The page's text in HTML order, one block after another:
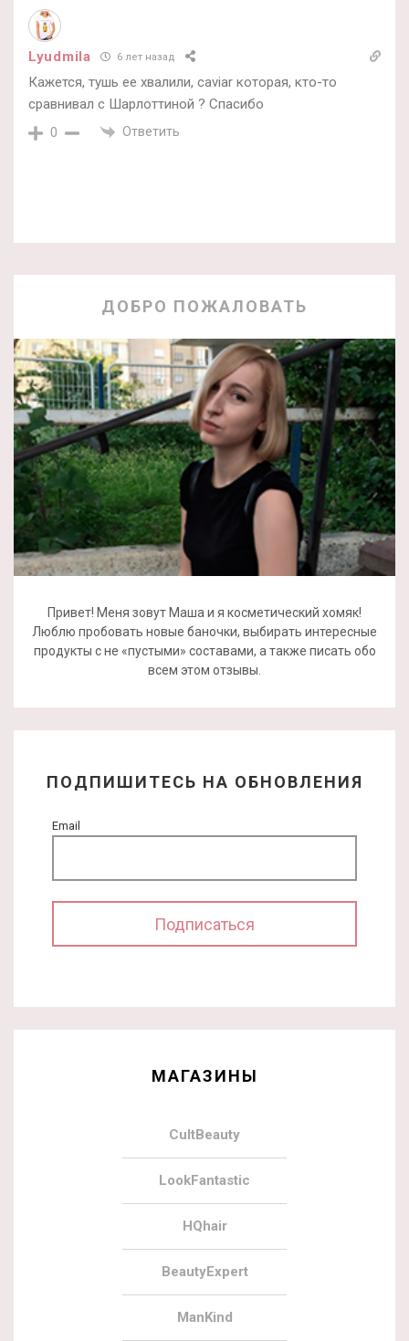
Lyudmila 6 лет назад
Кажется, тушь ее хвалили, caviar которая, кто-то
сравнивал с Шарлоттиной ? Спасибо
0 Ответить
ДОБРО ПОЖАЛОВАТЬ
Привет! Меня зовут Маша и я косметический хомяк!
Люблю пробовать новые баночки, выбирать интересные
продукты с не «пустыми» составами, а также писать обо
всем этом отзывы.
ПОДПИШИТЕСЬ НА ОБНОВЛЕНИЯ
Email
МАГАЗИНЫ
CultBeauty
LookFantastic
HQhair
BeautyExpert
ManKind